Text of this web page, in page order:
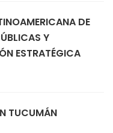
DE
Y
ESTRATÉGICA
TUCUMÁN